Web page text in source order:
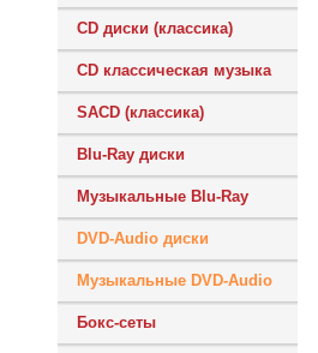
CD диски (классика)
CD классическая музыка
SACD (классика)
Blu-Ray диски
Музыкальные Blu-Ray
DVD-Audio диски
Музыкальные DVD-Audio
Бокс-сеты